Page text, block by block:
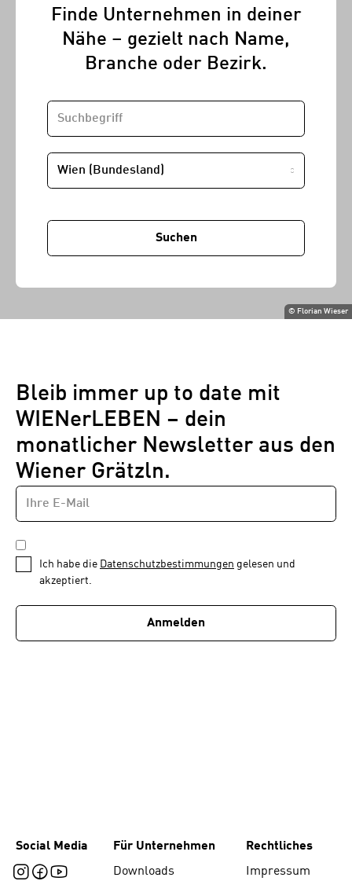
© Florian Wieser
Finde Unternehmen in deiner
Nähe – gezielt nach Name,
Branche oder Bezirk.
SUCHBEGRIFF
STANDORT
Suchen
Bleib immer up to date mit
WIENerLEBEN – dein
monatlicher Newsletter aus den
Wiener Grätzln.
Newsletter
1
von
E-
MAIL-
ADRESSE
DATENSCHUTZBESTIMMUNGEN
*
Ich habe die Datenschutzbestimmungen gelesen und
akzeptiert.
Anmelden
Social Media
Für Unternehmen
Downloads
Rechtliches
Impressum